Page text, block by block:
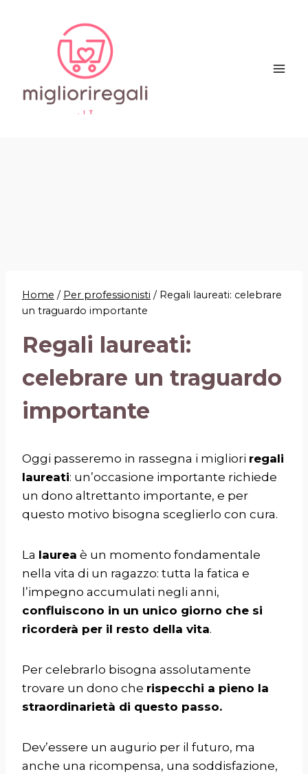
contenuto
Home / Per professionisti / Regali laureati: celebrare
un traguardo importante
Regali laureati:
celebrare un traguardo
importante
Oggi passeremo in rassegna i migliori regali
laureati: un’occasione importante richiede
un dono altrettanto importante, e per
questo motivo bisogna sceglierlo con cura.
La laurea è un momento fondamentale
nella vita di un ragazzo: tutta la fatica e
l’impegno accumulati negli anni,
confluiscono in un unico giorno che si
ricorderà per il resto della vita.
Per celebrarlo bisogna assolutamente
trovare un dono che rispecchi a pieno la
straordinarietà di questo passo.
Dev’essere un augurio per il futuro, ma
anche una ricompensa, una soddisfazione,